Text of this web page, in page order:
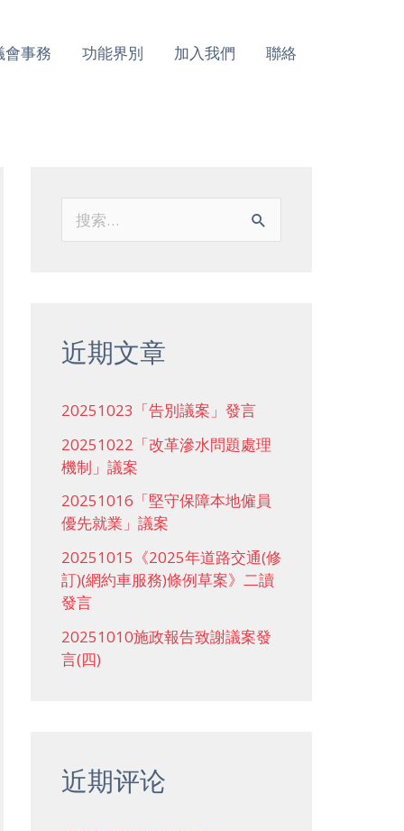
會事務 功能界別 加入我們 聯絡
近期文章
20251023「告別議案」發言
20251022「改革滲水問題處理
機制」議案
20251016「堅守保障本地僱員
優先就業」議案
20251015《2025年道路交通(修
訂)(網約車服務)條例草案》二讀
發言
20251010施政報告致謝議案發
言(四)
近期评论